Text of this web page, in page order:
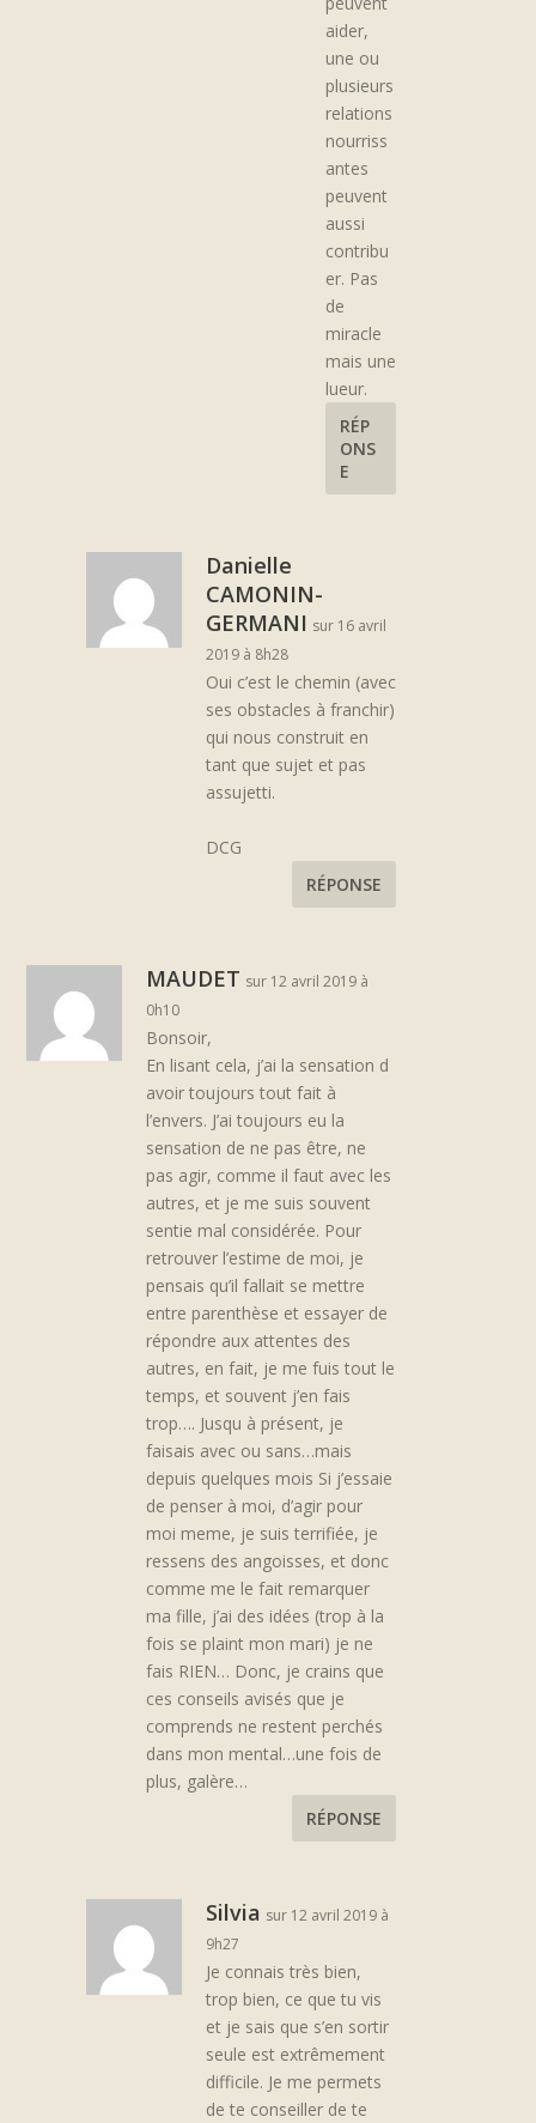
aider,
une ou
plusieurs
relations
nourriss
antes
peuvent
aussi
contribu
er. Pas
de
miracle
mais une
lueur.
RÉP
ONS
E
Danielle
CAMONIN-
GERMANI sur 16 avril
2019 à 8h28
Oui c’est le chemin (avec
ses obstacles à franchir)
qui nous construit en
tant que sujet et pas
assujetti.
DCG
RÉPONSE
MAUDET sur 12 avril 2019 à
0h10
Bonsoir,
En lisant cela, j’ai la sensation d
avoir toujours tout fait à
l’envers. J’ai toujours eu la
sensation de ne pas être, ne
pas agir, comme il faut avec les
autres, et je me suis souvent
sentie mal considérée. Pour
retrouver l’estime de moi, je
pensais qu’il fallait se mettre
entre parenthèse et essayer de
répondre aux attentes des
autres, en fait, je me fuis tout le
temps, et souvent j’en fais
trop…. Jusqu à présent, je
faisais avec ou sans…mais
depuis quelques mois Si j’essaie
de penser à moi, d’agir pour
moi meme, je suis terrifiée, je
ressens des angoisses, et donc
comme me le fait remarquer
ma fille, j’ai des idées (trop à la
fois se plaint mon mari) je ne
fais RIEN… Donc, je crains que
ces conseils avisés que je
comprends ne restent perchés
dans mon mental…une fois de
plus, galère…
RÉPONSE
Silvia sur 12 avril 2019 à
9h27
Je connais très bien,
trop bien, ce que tu vis
et je sais que s’en sortir
seule est extrêmement
difficile. Je me permets
de te conseiller de te